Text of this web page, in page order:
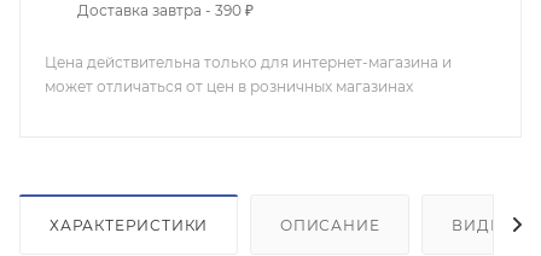
Доставка завтра - 390 ₽
Цена действительна только для интернет-магазина и
может отличаться от цен в розничных магазинах
ХАРАКТЕРИСТИКИ ОПИСАНИЕ ВИДЕО